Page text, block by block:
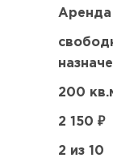
Аренда
200
2 150 ₽
2 из 10